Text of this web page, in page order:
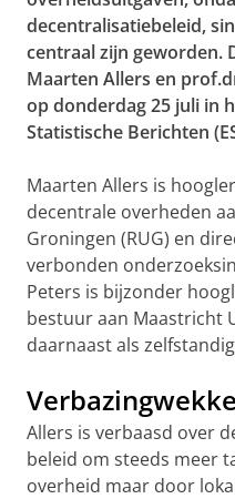
decentralisatiebeleid,
centraal zijn geworden.
Maarten Allers en
op donderdag 25 juli in
Statistische Berichten
Maarten Allers is
decentrale overheden
Groningen (RUG) en
verbonden
Peters is bijzonder
bestuur aan Maastricht
daarnaast als
Allers is verbaasd over
beleid om steeds meer
overheid maar door